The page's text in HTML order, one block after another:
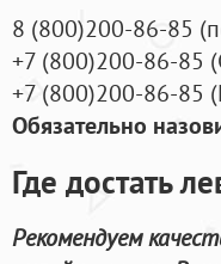
8 (800)200-86-85 (
+7 (800)200-86-85 (
+7 (800)200-86-85 (
Обязательно
Где достать
Рекомендуем